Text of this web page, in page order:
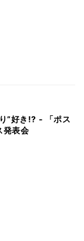
”好き!? - 「ポス
発表会